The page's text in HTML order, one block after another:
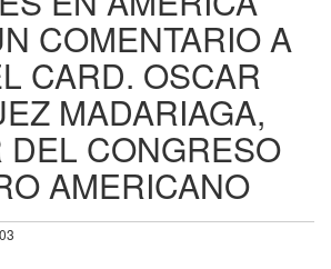
COMENTARIO A
CARD. OSCAR
MADARIAGA,
DEL CONGRESO
AMERICANO